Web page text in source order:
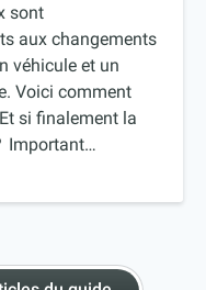
sont
aux changements
véhicule et un
Voici comment
si finalement la
Important…